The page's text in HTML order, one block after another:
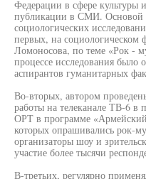
Федерации в сфере
публикации в СМИ. Основой
социологических
первых, на
Ломоносова, по теме «Рок -
процессе исследования было
аспирантов гуманитарных
Во-вторых, автором
работы на телеканале ТВ-6 в
ОРТ в программе
которых опрашивались рок-
организаторы шоу и
участие более тысячи
В-третьих, регулярно